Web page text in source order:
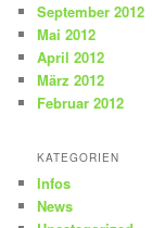
September 2012
Mai 2012
April 2012
März 2012
Februar 2012
KATEGORIEN
Infos
News